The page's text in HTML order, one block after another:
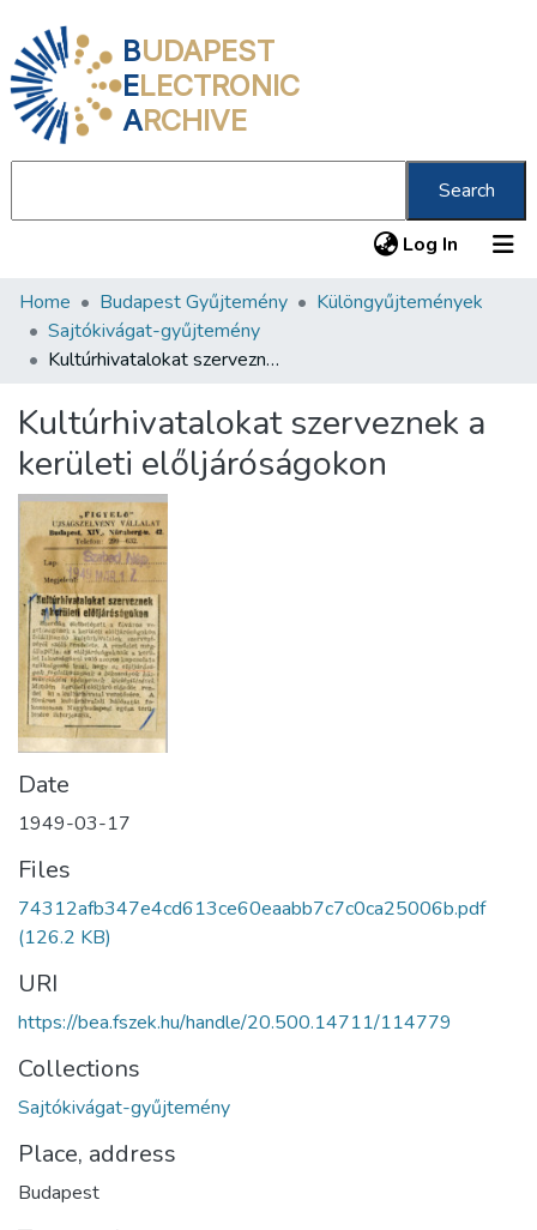
BUDAPEST
ELECTRONIC
ARCHIVE
Search
Log In (current)
Communities & Collections
All of DSpace
About us
Home Budapest Gyűjtemény
Különgyűjtemények
Sajtókivágat-gyűjtemény
Kultúrhivatalokat szerveznek a kerületi előljáróságokon
Kultúrhivatalokat szerveznek a
kerületi előljáróságokon
Date
1949-03-17
Files
74312afb347e4cd613ce60eaabb7c7c0ca25006b.pdf
(126.2 KB)
URI
https://bea.fszek.hu/handle/20.500.14711/114779
Collections
Sajtókivágat-gyűjtemény
Place, address
Budapest